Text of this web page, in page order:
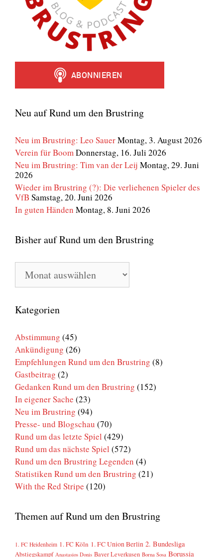
Neu auf Rund um den Brustring
Neu im Brustring: Leo SauerMontag, 3. August 2026
Verein für BoomDonnerstag, 16. Juli 2026
Neu im Brustring: Tim van der Leij Montag, 29. Juni
2026
Wieder im Brustring (?): Die verliehenen Spieler des
VfB Samstag, 20. Juni 2026
In guten Händen Montag, 8. Juni 2026
Bisher auf Rund um den Brustring
Bisher
auf
Rund
den
Brustring
Kategorien
Abstimmung (45)
Ankündigung (26)
Empfehlungen Rund um den Brustring (8)
Gastbeitrag (2)
Gedanken Rund um den Brustring (152)
In eigener Sache (23)
Neu im Brustring (94)
Presse- und Blogschau (70)
Rund um das letzte Spiel (429)
Rund um das nächste Spiel (572)
Rund um den Brustring Legenden (4)
Statistiken Rund um den Brustring (21)
With the Red Stripe (120)
Themen auf Rund um den Brustring
1. FC Heidenheim 1. FC Köln 1. FC Union Berlin 2. Bundesliga
Abstiegskampf Anastasios Donis Bayer Leverkusen Borna Sosa Borussia